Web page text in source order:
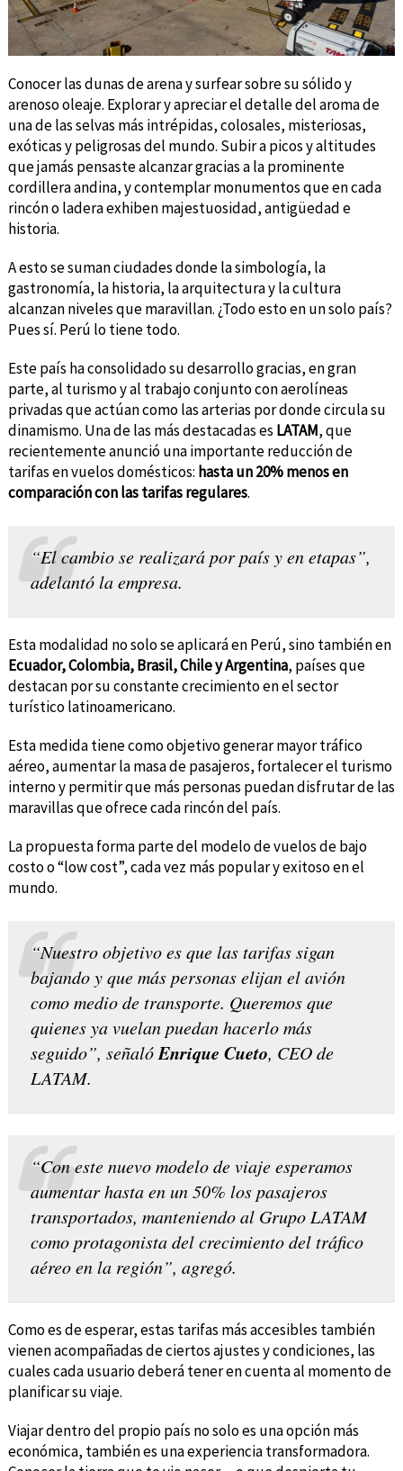
Conocer las dunas de arena y surfear sobre su sólido y
arenoso oleaje. Explorar y apreciar el detalle del aroma de
una de las selvas más intrépidas, colosales, misteriosas,
exóticas y peligrosas del mundo. Subir a picos y altitudes
que jamás pensaste alcanzar gracias a la prominente
cordillera andina, y contemplar monumentos que en cada
rincón o ladera exhiben majestuosidad, antigüedad e
historia.
A esto se suman ciudades donde la simbología, la
gastronomía, la historia, la arquitectura y la cultura
alcanzan niveles que maravillan. ¿Todo esto en un solo país?
Pues sí. Perú lo tiene todo.
Este país ha consolidado su desarrollo gracias, en gran
parte, al turismo y al trabajo conjunto con aerolíneas
privadas que actúan como las arterias por donde circula su
dinamismo. Una de las más destacadas es LATAM, que
recientemente anunció una importante reducción de
tarifas en vuelos domésticos: hasta un 20% menos en
comparación con las tarifas regulares.
“El cambio se realizará por país y en etapas”,
adelantó la empresa.
Esta modalidad no solo se aplicará en Perú, sino también en
Ecuador, Colombia, Brasil, Chile y Argentina, países que
destacan por su constante crecimiento en el sector
turístico latinoamericano.
Esta medida tiene como objetivo generar mayor tráfico
aéreo, aumentar la masa de pasajeros, fortalecer el turismo
interno y permitir que más personas puedan disfrutar de las
maravillas que ofrece cada rincón del país.
La propuesta forma parte del modelo de vuelos de bajo
costo o “low cost”, cada vez más popular y exitoso en el
mundo.
“Nuestro objetivo es que las tarifas sigan
bajando y que más personas elijan el avión
como medio de transporte. Queremos que
quienes ya vuelan puedan hacerlo más
seguido”, señalóEnrique Cueto, CEO de
LATAM.
“Con este nuevo modelo de viaje esperamos
aumentar hasta en un 50% los pasajeros
transportados, manteniendo al Grupo LATAM
como protagonista del crecimiento del tráfico
aéreo en la región”, agregó.
Como es de esperar, estas tarifas más accesibles también
vienen acompañadas de ciertos ajustes y condiciones, las
cuales cada usuario deberá tener en cuenta al momento de
planificar su viaje.
Viajar dentro del propio país no solo es una opción más
económica, también es una experiencia transformadora.